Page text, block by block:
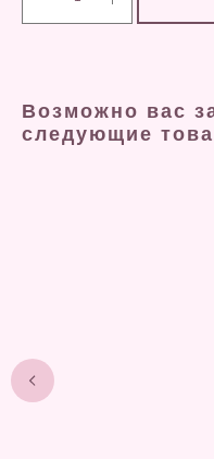
Возможно вас
следующие